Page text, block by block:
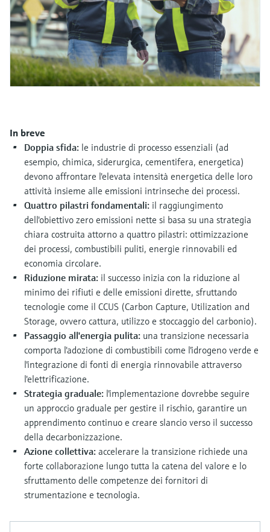
Accesso a Device Viewer
Trova informazioni e documentazione
specifiche sul prodotto
Trova i ricambi giusti
microonde
Misura del livello tramite la misura
della pressione
Visualizza tutti
microonde
Memosens technology
Visualizza tutti
dell'eccellenza operativa e dei
modelli decisionali
In breve
Doppia sfida: le industrie di processo essenziali (ad
esempio, chimica, siderurgica, cementifera, energetica)
devono affrontare l'elevata intensità energetica delle loro
attività insieme alle emissioni intrinseche dei processi.
Quattro pilastri fondamentali: il raggiungimento
dell'obiettivo zero emissioni nette si basa su una strategia
chiara costruita attorno a quattro pilastri: ottimizzazione
dei processi, combustibili puliti, energie rinnovabili ed
economia circolare.
Riduzione mirata: il successo inizia con la riduzione al
minimo dei rifiuti e delle emissioni dirette, sfruttando
tecnologie come il CCUS (Carbon Capture, Utilization and
Storage, ovvero cattura, utilizzo e stoccaggio del carbonio).
Passaggio all'energia pulita: una transizione necessaria
comporta l'adozione di combustibili come l'idrogeno verde e
l'integrazione di fonti di energia rinnovabile attraverso
l'elettrificazione.
Strategia graduale: l'implementazione dovrebbe seguire
un approccio graduale per gestire il rischio, garantire un
apprendimento continuo e creare slancio verso il successo
della decarbonizzazione.
Azione collettiva: accelerare la transizione richiede una
forte collaborazione lungo tutta la catena del valore e lo
sfruttamento delle competenze dei fornitori di
strumentazione e tecnologia.